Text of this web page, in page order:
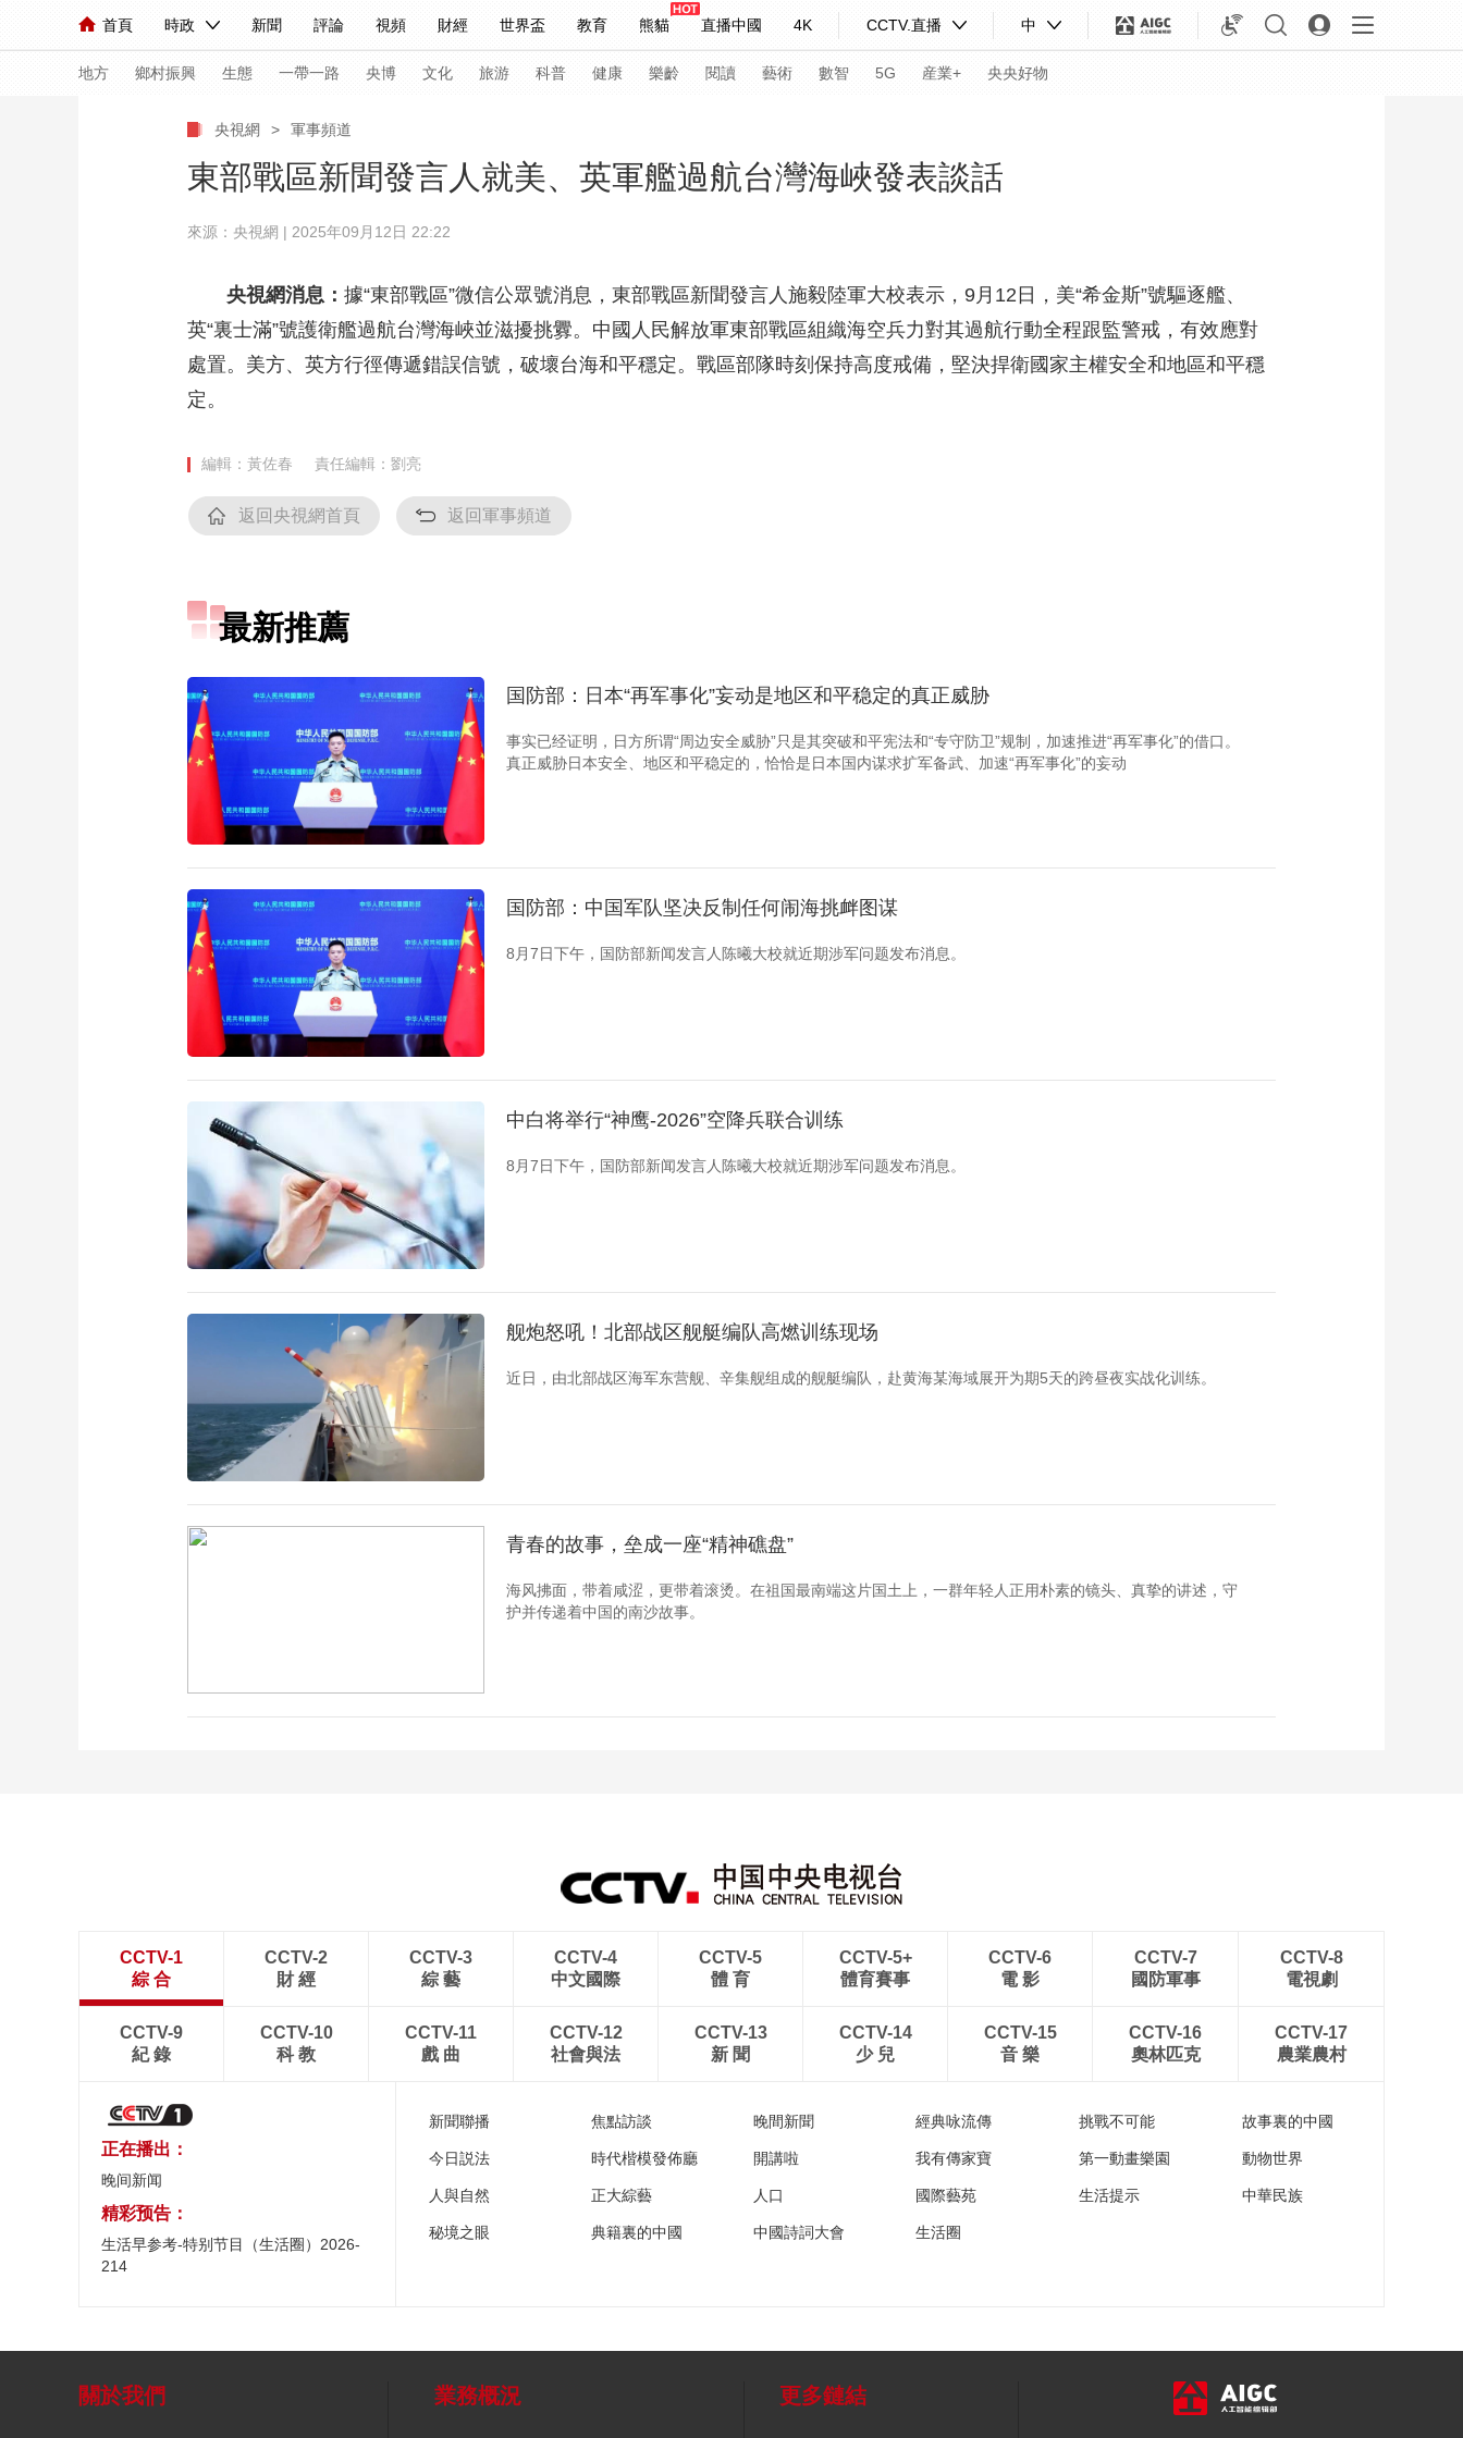
首頁 時政 新聞 評論 視頻 財經 世界盃 教育 熊貓 直播中國 4K CCTV.直播 中
人民領袖習近平 聯播+ 中國領導人 央視快評 習式妙語 熱解讀 天天學習
直播 片庫 欄目大全 節目單 聽音 微視頻 主持人 下載央視影音
海外頻道 iPanda English Монгол
地方 鄉村振興 生態 一帶一路 央博 文化 旅游 科普 健康 樂齡 閱讀 藝術 數智 5G 産業+ 央央好物
聯播+ 熱解讀 天天學習 習式妙語 央視快評 央視網評 光華銳評 鋒面
小央視頻 小央直播 直播中國 熊貓頻道 VR/AR 4K專區 全景新聞
前線 比劃 快看 藍海中國 新兵請入列 人生第一次 人生第二次
CCTV奧林匹克頻道 生活體育大會
教育 鄉村振興 生態環境 一帶一路 央博
CCTV.節目官網 直播 節目單 欄目 片庫 收視榜 總台企業白名單
央視網 > 軍事頻道
東部戰區新聞發言人就美、英軍艦過航台灣海峽發表談話
來源：央視網 | 2025年09月12日 22:22
央視網消息： 據“東部戰區”微信公眾號消息，東部戰區新聞發言人施毅陸軍大校表示，9月12日，美“希金斯”號驅逐艦、
英“裏士滿”號護衛艦過航台灣海峽並滋擾挑釁。中國人民解放軍東部戰區組織海空兵力對其過航行動全程跟監警戒，有效應對
處置。美方、英方行徑傳遞錯誤信號，破壞台海和平穩定。戰區部隊時刻保持高度戒備，堅決捍衛國家主權安全和地區和平穩
定。
編輯：黃佐春 責任編輯：劉亮
返回央視網首頁 返回軍事頻道
最新推薦
国防部：日本“再军事化”妄动是地区和平稳定的真正威胁
事实已经证明，日方所谓“周边安全威胁”只是其突破和平宪法和“专守防卫”规制，加速推进“再军事化”的借口。
真正威胁日本安全、地区和平稳定的，恰恰是日本国内谋求扩军备武、加速“再军事化”的妄动
国防部：中国军队坚决反制任何闹海挑衅图谋
8月7日下午，国防部新闻发言人陈曦大校就近期涉军问题发布消息。
中白将举行“神鹰-2026”空降兵联合训练
8月7日下午，国防部新闻发言人陈曦大校就近期涉军问题发布消息。
舰炮怒吼！北部战区舰艇编队高燃训练现场
近日，由北部战区海军东营舰、辛集舰组成的舰艇编队，赴黄海某海域展开为期5天的跨昼夜实战化训练。
青春的故事，垒成一座“精神礁盘”
海风拂面，带着咸涩，更带着滚烫。在祖国最南端这片国土上，一群年轻人正用朴素的镜头、真挚的讲述，守
护并传递着中国的南沙故事。
CCTV-1
綜 合
CCTV-2
財 經
CCTV-3
綜 藝
CCTV-4
中文國際
CCTV-5
體 育
CCTV-5+
體育賽事
CCTV-6
電 影
CCTV-7
國防軍事
CCTV-8
電視劇
CCTV-9
紀 錄
CCTV-10
科 教
CCTV-11
戲 曲
CCTV-12
社會與法
CCTV-13
新 聞
CCTV-14
少 兒
CCTV-15
音 樂
CCTV-16
奧林匹克
CCTV-17
農業農村
正在播出：
晚间新闻
精彩预告：
生活早参考-特别节目（生活圈）2026-
214
新聞聯播 焦點訪談 晚間新聞 經典咏流傳 挑戰不可能 故事裏的中國
今日説法 時代楷模發佈廳 開講啦 我有傳家寶 第一動畫樂園 動物世界
人與自然 正大綜藝 人口 國際藝苑 生活提示 中華民族
秘境之眼 典籍裏的中國 中國詩詞大會 生活圈
關於我們 業務概況 更多鏈結